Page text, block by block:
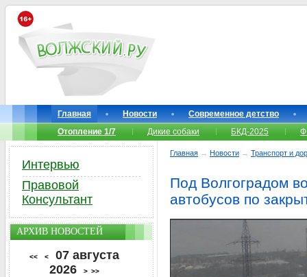
Главная Новости
Современное детство
Отопление 1/7
Дикие собаки БКД-2025
Главная → Новости → Транспорт и
Под Волгоградом
автобусов по
Интервью
Правовой
Консультант
АРХИВ НОВОСТЕЙ
<< <
07 августа
2026
> >>